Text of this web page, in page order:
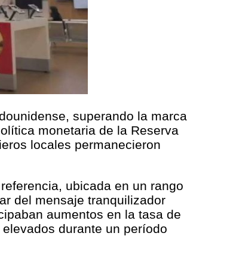
superando la marca
monetaria de la Reserva
locales permanecieron
ubicada en un rango
del mensaje tranquilizador
aumentos en la tasa de
durante un período